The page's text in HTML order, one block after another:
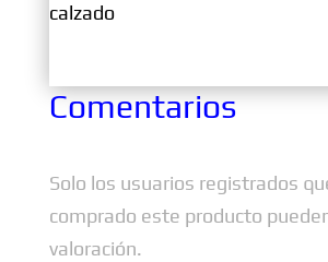
calzado
Comentarios
Solo los usuarios registrados
comprado este producto
valoración.